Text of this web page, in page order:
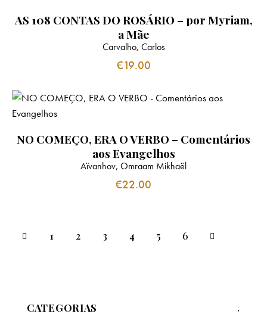
AS 108 CONTAS DO ROSÁRIO – por Myriam,
a Mãe
Carvalho, Carlos
€19.00
NO COMEÇO, ERA O VERBO – Comentários
aos Evangelhos
Aïvanhov, Omraam Mikhaël
€22.00
1 2 3 4 5 6
→
CATEGORIAS